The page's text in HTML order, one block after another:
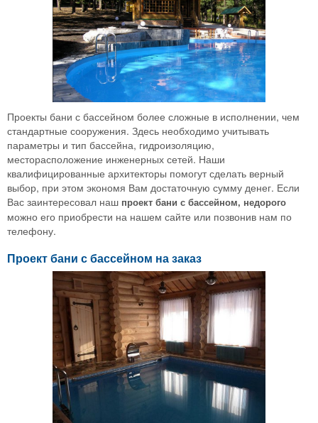
Проекты бани с бассейном более сложные в исполнении, чем
стандартные сооружения. Здесь необходимо учитывать
параметры и тип бассейна, гидроизоляцию,
месторасположение инженерных сетей. Наши
квалифицированные архитекторы помогут сделать верный
выбор, при этом экономя Вам достаточную сумму денег. Если
Вас заинтересовал наш проект бани с бассейном, недорого
можно его приобрести на нашем сайте или позвонив нам по
телефону.
Проект бани с бассейном на заказ